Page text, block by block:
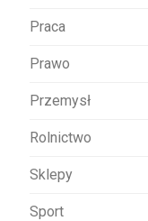
Praca
Prawo
Przemysł
Rolnictwo
Sklepy
Sport